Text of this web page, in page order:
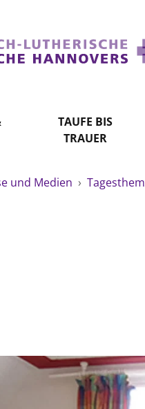
TAUFE BIS
TRAUER
und Medien ›